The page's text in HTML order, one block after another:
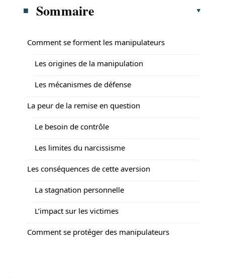
Sommaire
Comment se forment les manipulateurs
Les origines de la manipulation
Les mécanismes de défense
La peur de la remise en question
Le besoin de contrôle
Les limites du narcissisme
Les conséquences de cette aversion
La stagnation personnelle
L’impact sur les victimes
Comment se protéger des manipulateurs